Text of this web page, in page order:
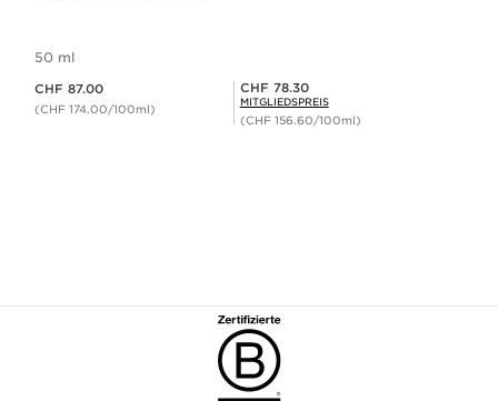
50 ml
CHF 87.00
(CHF 174.00/100ml)
Mitgliederpreis CHF 78.30
CHF 78.30
MITGLIEDSPREIS
(CHF 156.60/100ml)